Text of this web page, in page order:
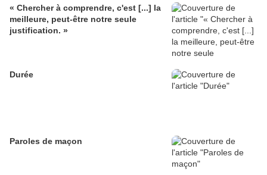
« Chercher à comprendre, c'est [...] la
meilleure, peut-être notre seule
justification. »
Durée
Paroles de maçon